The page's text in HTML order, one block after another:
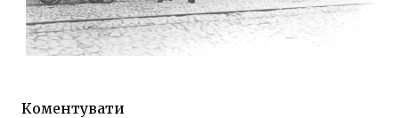
ЖИТОМИР МИХАЙЛІВСЬКА 1903 РОКУ
Коментувати